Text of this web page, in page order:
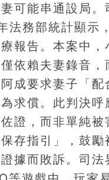
可能串通設局
務部統計顯示
報告。本案中
依賴夫妻錄音
成要求妻子「
求償。此判決
佐證，而非單純
保存指引」，鼓
據而敗訴。司